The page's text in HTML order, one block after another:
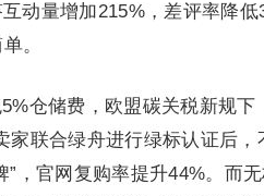
动量增加215%，差评率降
。
仓储费，欧盟碳关税新规
家联合绿舟进行绿标认证后
”，官网复购率提升44%。而